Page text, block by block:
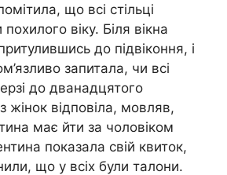
що всі стільці
віку. Біля вікна
до підвіконня, і
запитала, чи всі
до дванадцятого
жінок відповіла, мовляв,
має йти за чоловіком
показала свій квиток,
що у всіх були талони.